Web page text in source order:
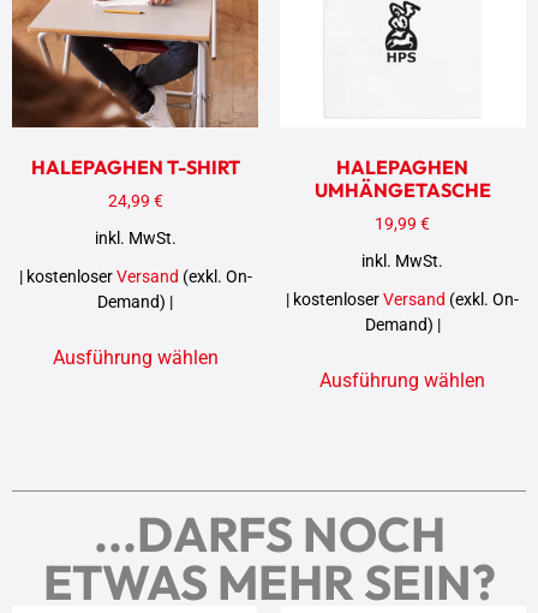
HALEPAGHEN T-SHIRT
24,99 €
inkl. MwSt.
| kostenloserVersand (exkl. On-
Demand) |
Ausführung wählen
HALEPAGHEN
UMHÄNGETASCHE
19,99€
inkl. MwSt.
| kostenloserVersand (exkl. On-
Demand) |
Ausführung wählen
...DARFS NOCH
ETWAS MEHR SEIN?